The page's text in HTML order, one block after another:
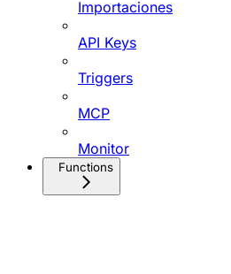
Importaciones
API Keys
Triggers
MCP
Monitor
Functions